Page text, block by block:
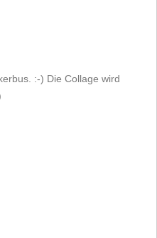
:-) Die Collage wird